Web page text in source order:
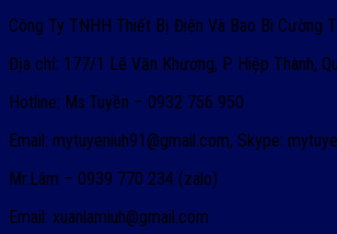
Công Ty TNHH Thiết Bị Điện Và Bao Bì Cường
Địa chỉ: 177/1 Lê Văn Khương, P. Hiệp Thành,
Hotline: Ms.Tuyền – 0932 756 950
Email: mytuyeniuh91@gmail.com, Skype:
Mr.Lâm – 0939 770 234 (zalo)
Email: xuanlamiuh@gmail.com